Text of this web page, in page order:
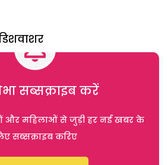
सब्सक्राइब करें
और महिलाओं से जुड़ी हर नई खबर के
सब्सक्राइब करिए